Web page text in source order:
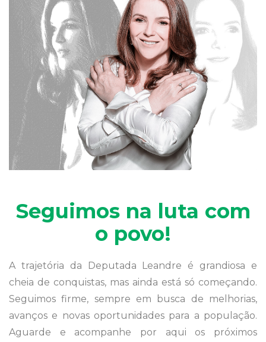
Seguimos na luta com
o povo!
A trajetória da Deputada Leandre é grandiosa e
cheia de conquistas, mas ainda está só começando.
Seguimos firme, sempre em busca de melhorias,
avanços e novas oportunidades para a população.
Aguarde e acompanhe por aqui os próximos